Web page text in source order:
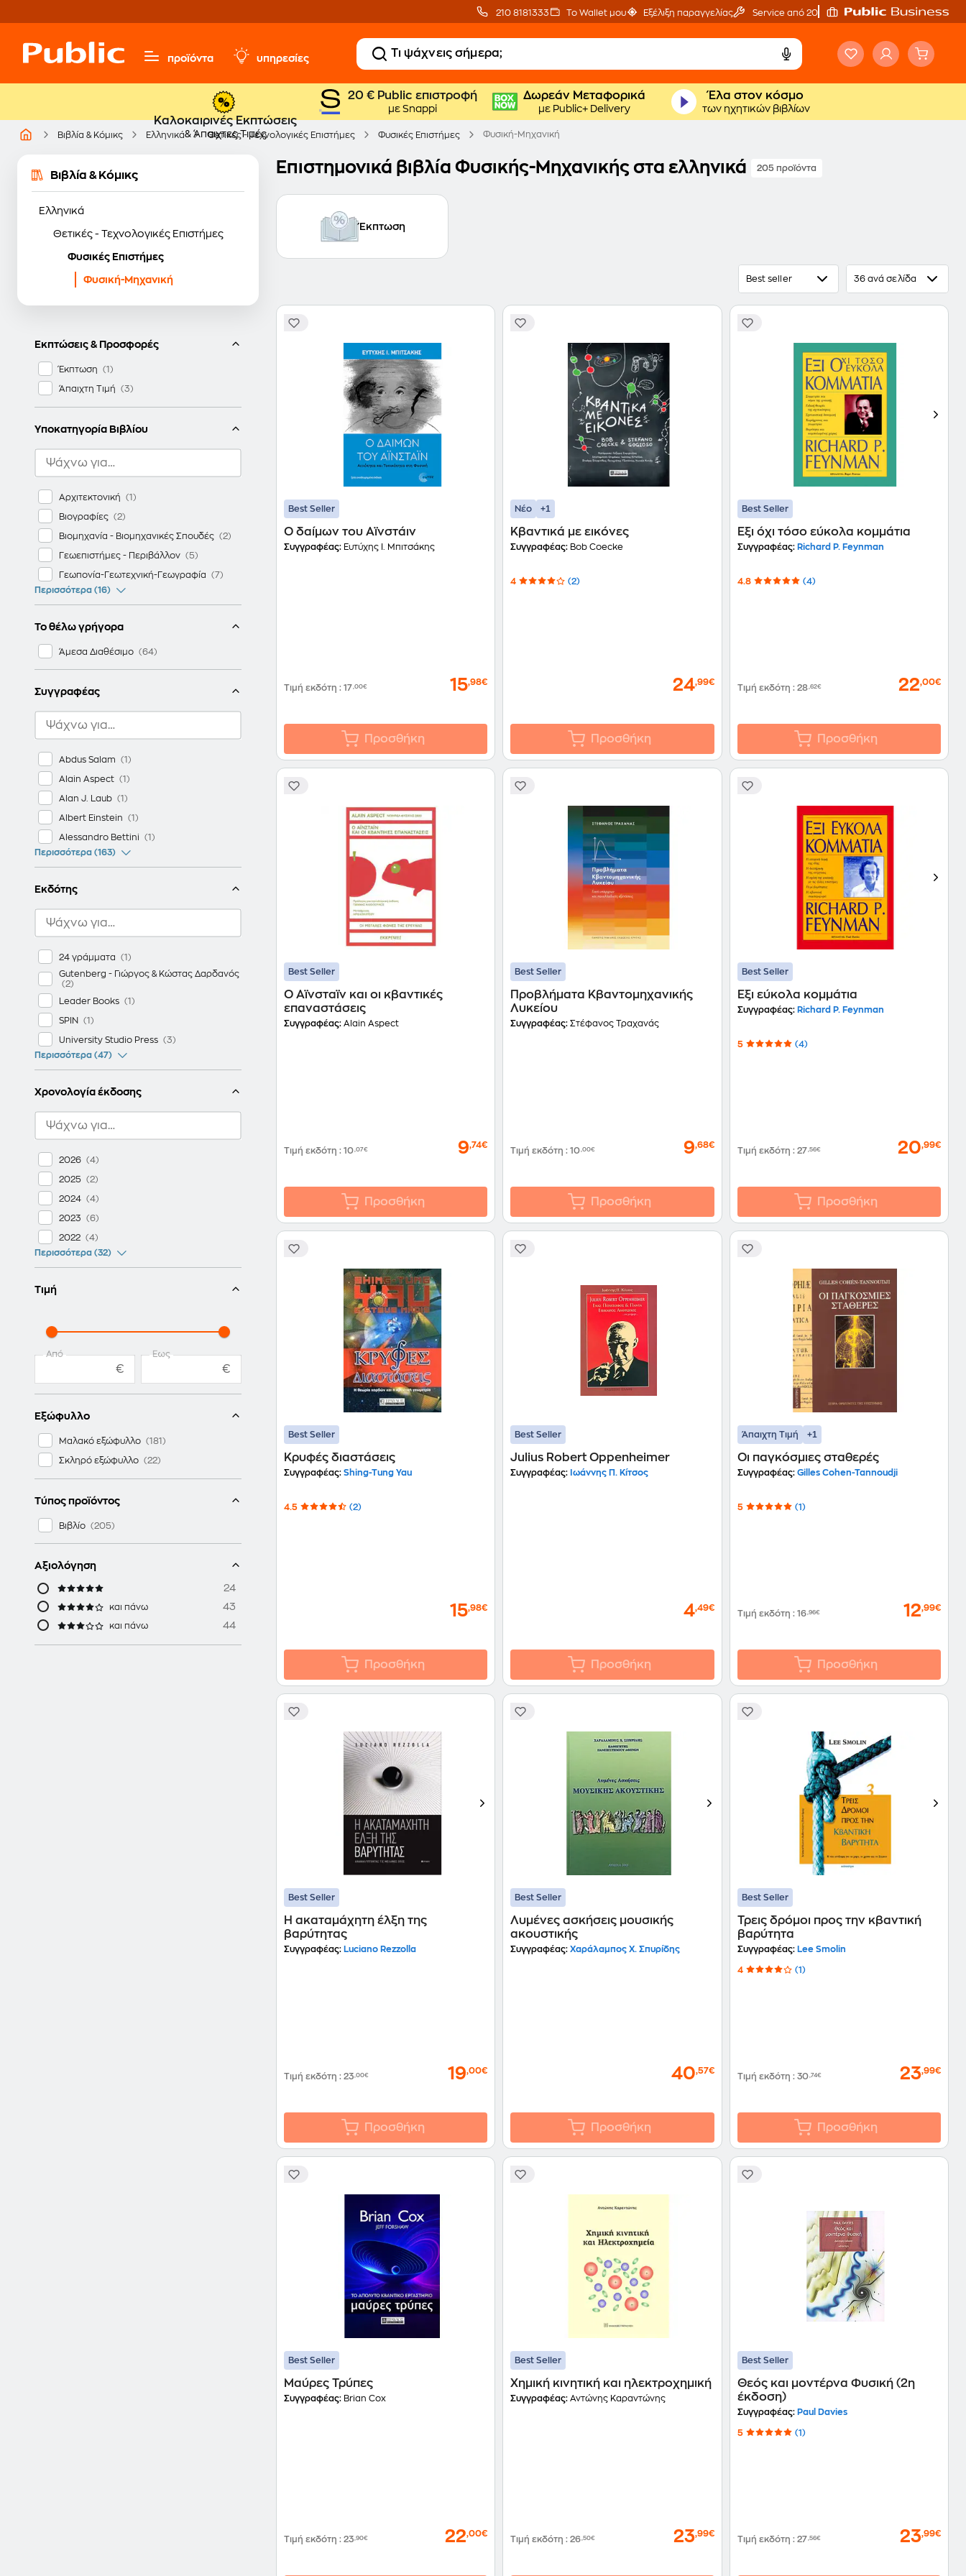
210 8181333 Το Wallet μου Εξέλιξη παραγγελίας Service από 20'
προϊόντα υπηρεσίες
Καλοκαιρινές Εκπτώσεις
& Άπαιχτες Τιμές
20 € Public επιστροφή
με Snappi
Δωρεάν Μεταφορικά
με Public+ Delivery
Έλα στον κόσμο
των ηχητικών βιβλίων
Βιβλία & Κόμικς Ελληνικά Θετικές - Τεχνολογικές Επιστήμες Φυσικές Επιστήμες Φυσική-Μηχανική
Βιβλία & Κόμικς
Ελληνικά
Θετικές - Τεχνολογικές Επιστήμες
Φυσικές Επιστήμες
Φυσική-Μηχανική
Εκπτώσεις & Προσφορές
Έκπτωση
Άπαιχτη Τιμή
Υποκατηγορία Βιβλίου
Αρχιτεκτονική
Βιογραφίες
Βιομηχανία - Βιομηχανικές Σπουδές
Γεωεπιστήμες - Περιβάλλον
Γεωπονία-Γεωτεχνική-Γεωγραφία
Περισσότερα (16)
Το θέλω γρήγορα
Άμεσα Διαθέσιμο
Συγγραφέας
Abdus Salam
Alain Aspect
Alan J. Laub
Albert Einstein
Alessandro Bettini
Περισσότερα (163)
Εκδότης
24 γράμματα
Gutenberg - Γιώργος & Κώστας Δαρδανός
Leader Books
SPIN
University Studio Press
Περισσότερα (47)
Χρονολογία έκδοσης
2026
2025
2024
2023
2022
Περισσότερα (32)
Τιμή
Από
€
Έως
€
Εξώφυλλο
Μαλακό εξώφυλλο
Σκληρό εξώφυλλο
Τύπος προϊόντος
Βιβλίο
Αξιολόγηση
24
και πάνω 43
και πάνω 44
Επιστημονικά βιβλία Φυσικής-Μηχανικής στα ελληνικά 205 προϊόντα
Έκπτωση
Best seller 36 ανά σελίδα
Best Seller
Ο δαίμων του Αϊνστάιν
Συγγραφέας: Ευτύχης Ι. Μπιτσάκης
Τιμή εκδότη : 17,00€ 15,98€
Προσθήκη
Νέο +1
Κβαντικά με εικόνες
Συγγραφέας: Bob Coecke
4 (2)
24,99€
Προσθήκη
Best Seller
Έξι όχι τόσο εύκολα κομμάτια
Συγγραφέας:Richard P. Feynman
4.8 (4)
Τιμή εκδότη : 28,62€ 22,00€
Προσθήκη
Best Seller
Ο Αϊνσταϊν και οι κβαντικές
επαναστάσεις
Συγγραφέας: Alain Aspect
Τιμή εκδότη : 10,07€ 9,74€
Προσθήκη
Best Seller
Προβλήματα Κβαντομηχανικής
Λυκείου
Συγγραφέας: Στέφανος Τραχανάς
Τιμή εκδότη:10,00€ 9,68€
Προσθήκη
Best Seller
Έξι εύκολα κομμάτια
Συγγραφέας:Richard P. Feynman
5 (4)
Τιμή εκδότη : 27,56€ 20,99€
Προσθήκη
Best Seller
Κρυφές διαστάσεις
Συγγραφέας: Shing-Tung Yau
4.5 (2)
15,98€
Προσθήκη
Best Seller
Julius Robert Oppenheimer
Συγγραφέας: Ιωάννης Π. Κίτσος
4,49€
Προσθήκη
Άπαιχτη Τιμή +1
Οι παγκόσμιες σταθερές
Συγγραφέας:Gilles Cohen-Tannoudji
5 (1)
Τιμή εκδότη : 16,96€ 12,99€
Προσθήκη
Best Seller
H ακαταμάχητη έλξη της
βαρύτητας
Συγγραφέας: Luciano Rezzolla
Τιμή εκδότη : 23,00€ 19,00€
Προσθήκη
Best Seller
Λυμένες ασκήσεις μουσικής
ακουστικής
Συγγραφέας: Χαράλαμπος Χ. Σπυρίδης
40,57€
Προσθήκη
Best Seller
Τρεις δρόμοι προς την κβαντική
βαρύτητα
Συγγραφέας:Lee Smolin
4 (1)
Τιμή εκδότη : 30,74€ 23,99€
Προσθήκη
Best Seller
Μαύρες Τρύπες
Συγγραφέας: Brian Cox
Τιμή εκδότη : 23,90€ 22,00€
Best Seller
Χημική κινητική και ηλεκτροχημική
Συγγραφέας: Αντώνης Καραντώνης
Τιμή εκδότη:26,50€ 23,99€
Best Seller
Θεός και μοντέρνα Φυσική (2η
έκδοση)
Συγγραφέας:Paul Davies
5 (1)
Τιμή εκδότη : 27,56€ 23,99€